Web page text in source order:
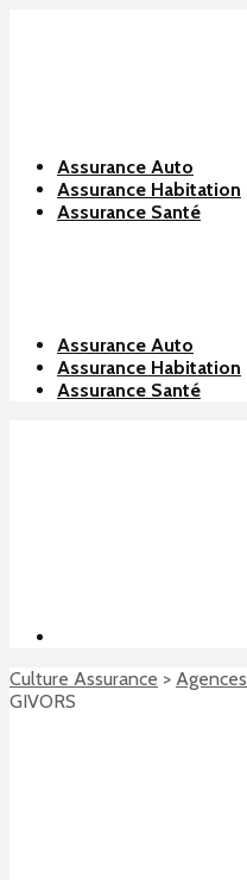
Assurance Auto
Assurance Habitation
Assurance Santé
Assurance Auto
Assurance Habitation
Assurance Santé
Culture Assurance > Agences
GIVORS